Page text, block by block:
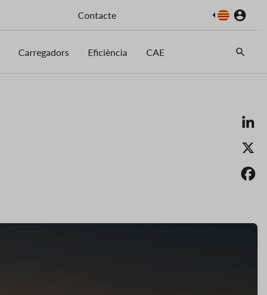
Contacte Imatge
Carregadors Eficiència CAE